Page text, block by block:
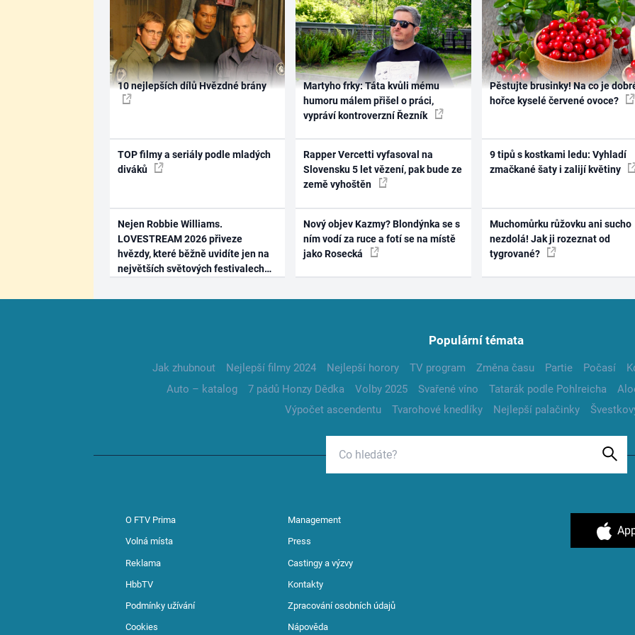
10 nejlepších dílů Hvězdné brány
TOP filmy a seriály podle mladých
diváků
Nejen Robbie Williams.
LOVESTREAM 2026 přiveze
hvězdy, které běžně uvidíte jen na
největších světových festivalech
Martyho frky: Táta kvůli mému
humoru málem přišel o práci,
vypráví kontroverzní Řezník
Rapper Vercetti vyfasoval na
Slovensku 5 let vězení, pak bude ze
země vyhoštěn
Nový objev Kazmy? Blondýnka se s
ním vodí za ruce a fotí se na místě
jako Rosecká
Pěstujte brusinky! Na co je
hořce kyselé červené ovoce?
9 tipů s kostkami ledu: Vyhladí
zmačkané šaty i zalijí květiny
Muchomůrku růžovku ani sucho
nezdolá! Jak ji rozeznat od
tygrované?
Populární témata
Jak zhubnout Nejlepší filmy 2024 Nejlepší horory TV program Změna času Partie Počasí
Auto – katalog
7 pádů Honzy Dědka Volby 2025 Svařené víno Tatarák podle Pohlreicha
Výpočet ascendentu
Tvarohové knedlíky Nejlepší palačinky
O FTV Prima Management
Volná místa Press
Reklama Castingy a výzvy
HbbTV Kontakty
Podmínky užívání Zpracování osobních údajů
Cookies Nápověda